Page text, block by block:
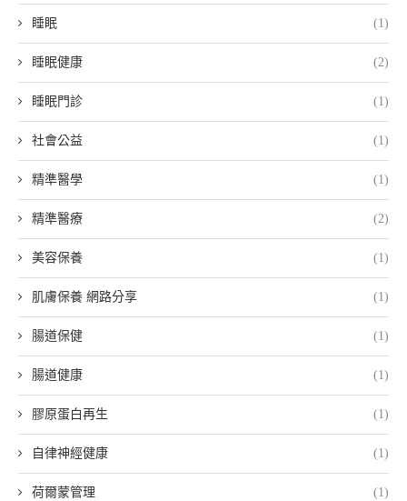
睡眠 (1)
睡眠健康 (2)
睡眠門診 (1)
社會公益 (1)
精準醫學 (1)
精準醫療 (2)
美容保養 (1)
肌膚保養 網路分享 (1)
腸道保健 (1)
腸道健康 (1)
膠原蛋白再生 (1)
自律神經健康 (1)
荷爾蒙管理 (1)